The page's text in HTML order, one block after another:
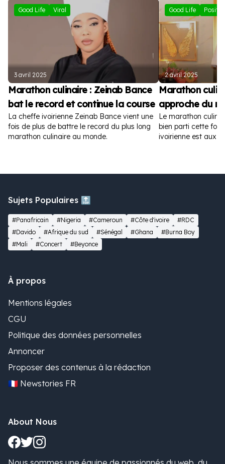
Good Life Viral
3 avril 2025
Marathon culinaire : Zeinab Bance
bat le record et continue la course
La cheffe ivoirienne Zeinab Bance vient une
fois de plus de battre le record du plus long
marathon culinaire au monde.
Good Life Positif
2 avril 2025
Marathon
approche du
Le marathon
bien parti cette
ivoirienne est aux
Sujets Populaires 🔝
#Panafricain #Nigeria #Cameroun #Côte d'ivoire
#RDC
#Davido
#Afrique du sud #Sénégal #Ghana
#Burna Boy
#Mali
#Concert #Beyonce
À propos
Mentions légales
CGU
Politique des données personnelles
Annoncer
Proposer des contenus à la rédaction
🇫🇷 Newstories FR
About Nous